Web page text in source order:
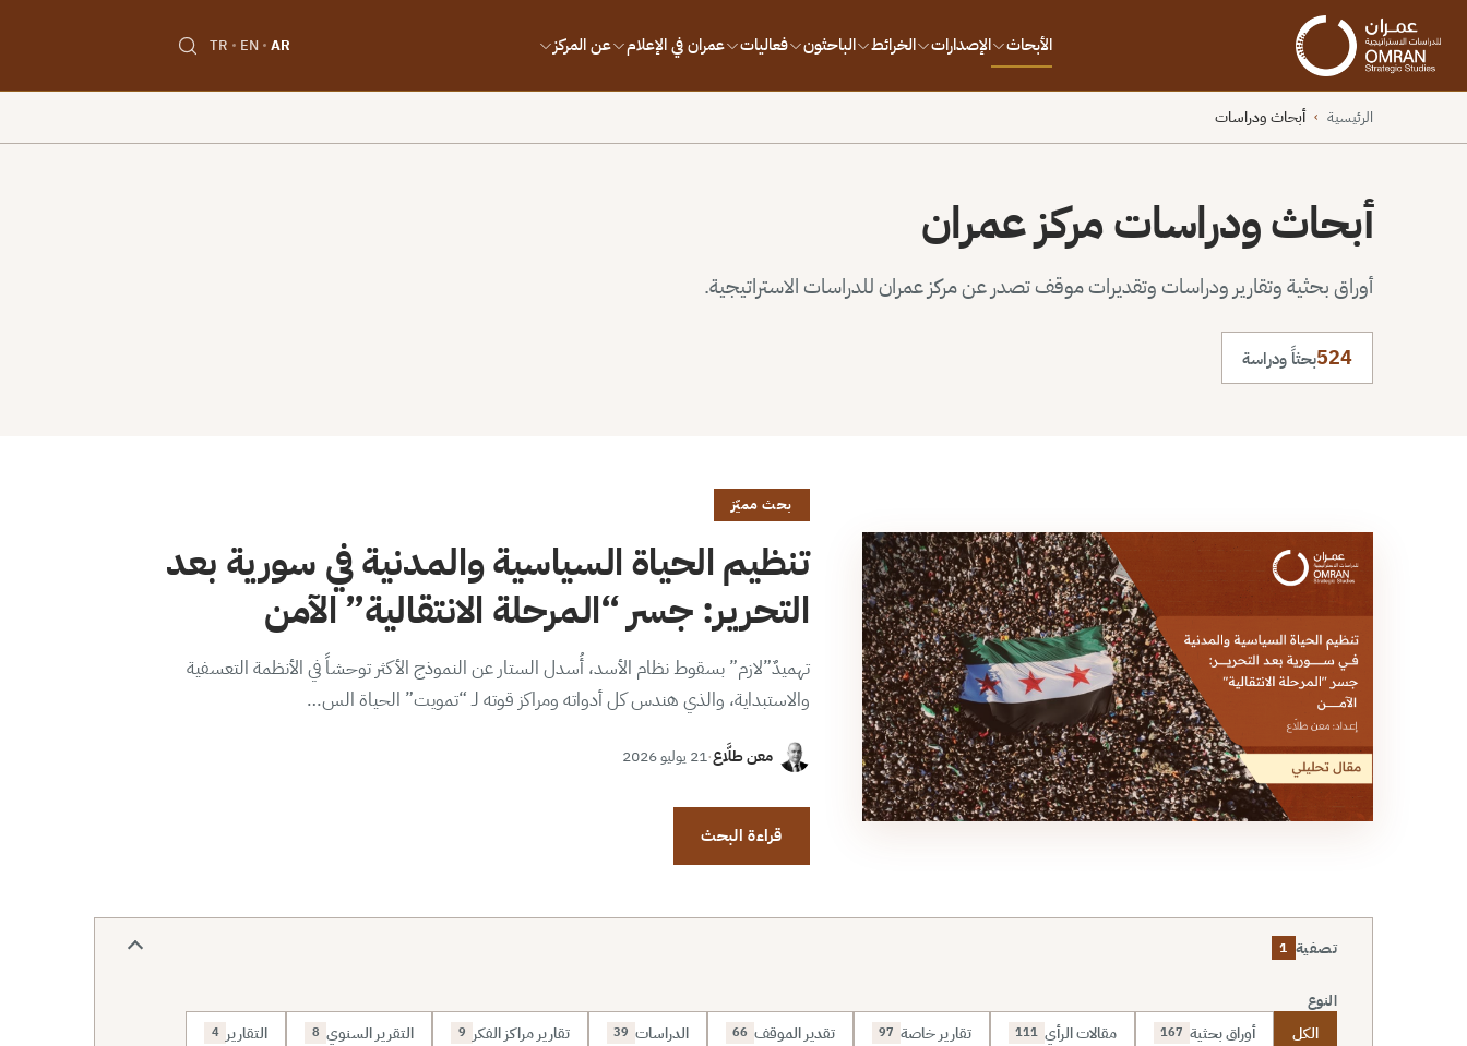
الأبحاث الإصدارات الخرائط الباحثون فعاليات عمران في الإعلام عن المركز AR
EN
TR
الرئيسية › أبحاث ودراسات
أبحاث ودراسات مركز عمران
أوراق بحثية وتقارير ودراسات وتقديرات موقف تصدر عن مركز عمران للدراسات الاستراتيجية.
524بحثاً ودراسة
بحث مميّز
تنظيم الحياة السياسية والمدنية في سورية بعد
التحرير: جسر “المرحلة الانتقالية” الآمن
تهميدٌ”لازم” بسقوط نظام الأسد، أُسدل الستار عن النموذج الأكثر توحشاً في الأنظمة التعسفية
والاستبداية، والذي هندس كل أدواته ومراكز قوته لـ “تمويت” الحياة الس…
معن طلَّاع·21 يوليو 2026
قراءة البحث
تصفية 1
النوع
الكل أوراق بحثية 167 مقالات الرأي 111 تقارير خاصة 97 تقدير الموقف 66 الدراسات 39 تقارير مراكز الفكر 9 التقرير السنوي 8 التقارير 4